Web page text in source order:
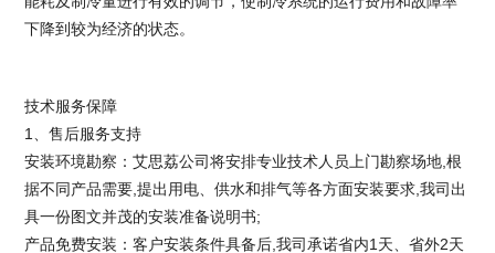
下降到较为经济的状态。
技术服务保障
1、售后服务支持
安装环境勘察：艾思荔公司将安排专业技术人员上门勘察场地,根
据不同产品需要,提出用电、供水和排气等各方面安装要求,我司出
具一份图文并茂的安装准备说明书;
产品免费安装：客户安装条件具备后,我司承诺省内1天、省外2天